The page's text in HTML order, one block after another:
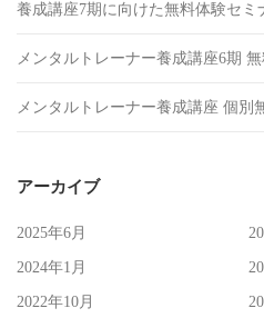
養成講座7期に向けた無料体験セミ
メンタルトレーナー養成講座6期
メンタルトレーナー養成講座 個別
アーカイブ
2025年6月
2024年1月
2022年10月